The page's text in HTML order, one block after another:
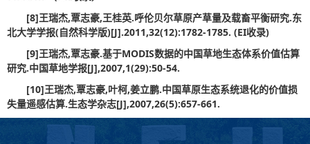
[8]王瑞杰,覃志豪,王桂英.呼伦贝尔草原产草量及载畜平衡研究.东
北大学学报(自然科学版)[J].2011,32(12):1782-1785. (EI收录)
[9]王瑞杰,覃志豪.基于MODIS数据的中国草地生态体系价值估算
研究.中国草地学报[J],2007,1(29):50-54.
[10]王瑞杰,覃志豪,叶柯,姜立鹏.中国草原生态系统退化的价值损
失量遥感估算.生态学杂志[J],2007,26(5):657-661.